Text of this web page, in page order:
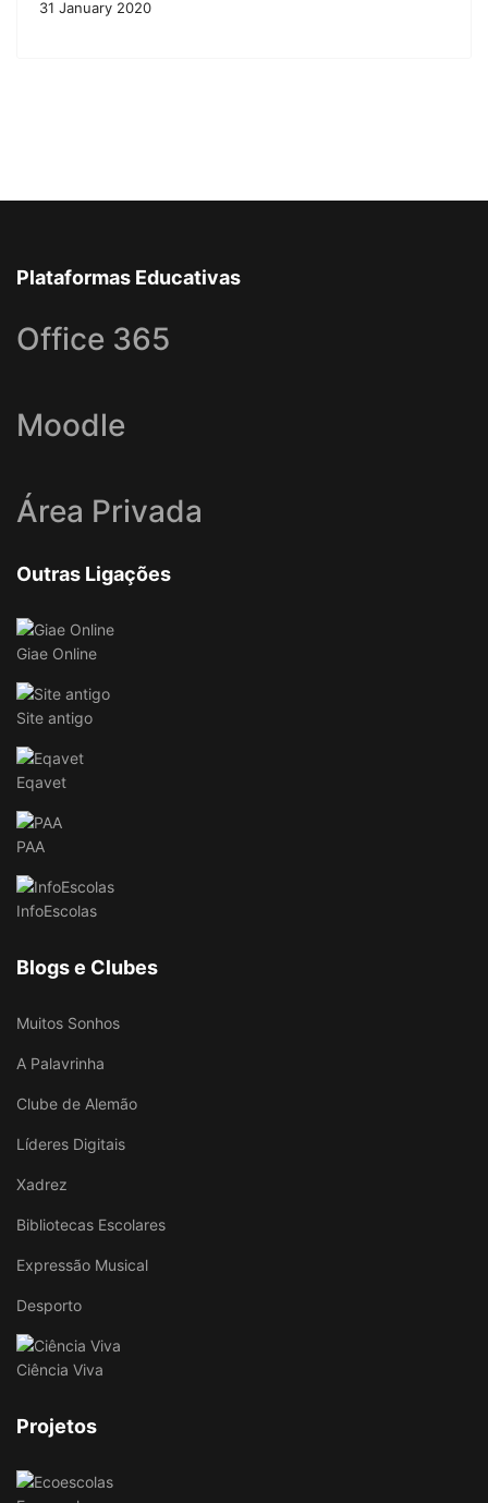
31 January 2020
Plataformas Educativas
Office 365
Moodle
Área Privada
Outras Ligações
Giae Online
Site antigo
Eqavet
PAA
InfoEscolas
Blogs e Clubes
Muitos Sonhos
A Palavrinha
Clube de Alemão
Líderes Digitais
Xadrez
Bibliotecas Escolares
Expressão Musical
Desporto
Ciência Viva
Projetos